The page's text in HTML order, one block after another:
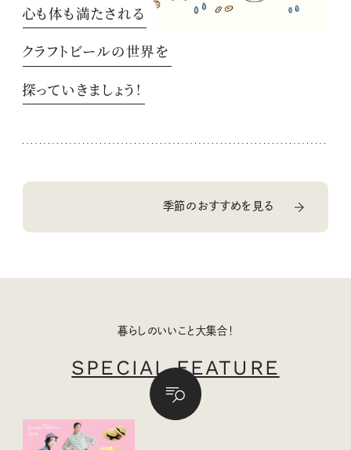
心も体も満たされる
クラフトビールの世界を
探っていきましょう！
季節のおすすめを見る
暮らしのいいこと大集合！
SPECIAL FEATURE